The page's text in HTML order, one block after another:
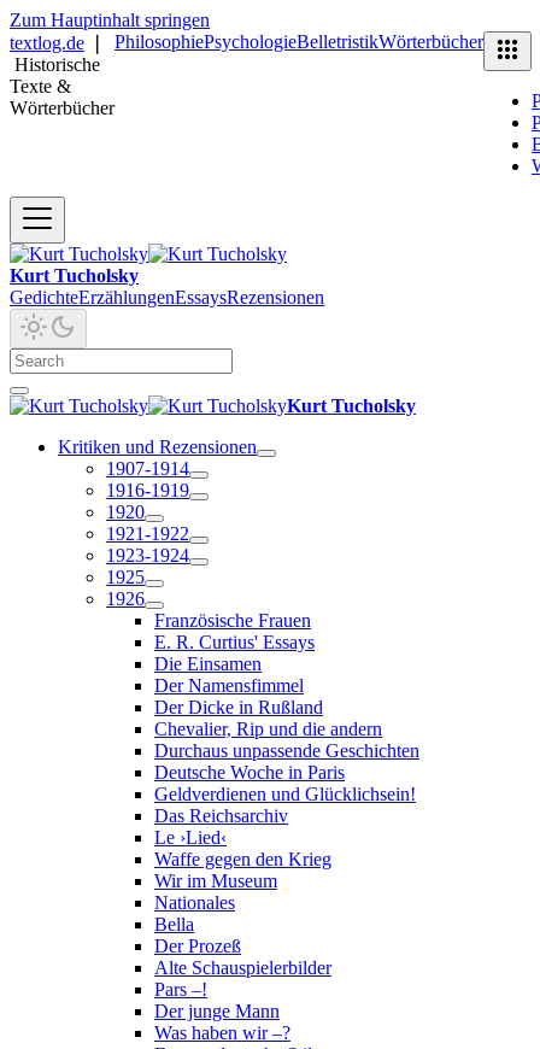
Zum Hauptinhalt springen
textlog.de
Historische
Texte &
Wörterbücher
PhilosophiePsychologieBelletristikWörterbücher
Kurt Tucholsky
GedichteErzählungenEssaysRezensionen
Kurt Tucholsky
Kritiken und Rezensionen
1907-1914
1916-1919
1920
1921-1922
1923-1924
1925
1926
Französische Frauen
E. R. Curtius' Essays
Die Einsamen
Der Namensfimmel
Der Dicke in Rußland
Chevalier, Rip und die andern
Durchaus unpassende Geschichten
Deutsche Woche in Paris
Geldverdienen und Glücklichsein!
Das Reichsarchiv
Le ›Lied‹
Waffe gegen den Krieg
Wir im Museum
Nationales
Bella
Der Prozeß
Alte Schauspielerbilder
Pars –!
Der junge Mann
Was haben wir –?